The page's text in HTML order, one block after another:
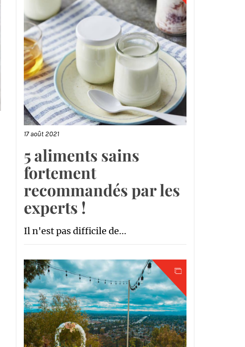
17 août 2021
5 aliments sains
fortement
recommandés par les
experts !
Il n'est pas difficile de...